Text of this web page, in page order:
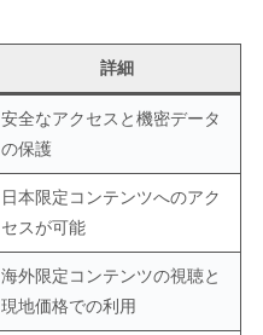
詳細
安全なアクセスと機密データ
の保護
日本限定コンテンツへのアク
セスが可能
海外限定コンテンツの視聴と
現地価格での利用